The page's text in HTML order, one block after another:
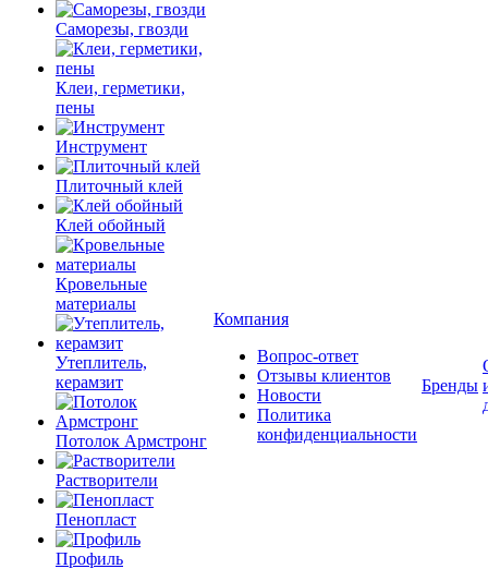
Саморезы, гвозди
Клеи, герметики,
пены
Инструмент
Плиточный клей
Клей обойный
Кровельные
материалы
Утеплитель,
керамзит
Потолок Армстронг
Растворители
Пенопласт
Профиль
Компания
Вопрос-ответ
Отзывы клиентов
Новости
Политика
конфиденциальности
Бренды